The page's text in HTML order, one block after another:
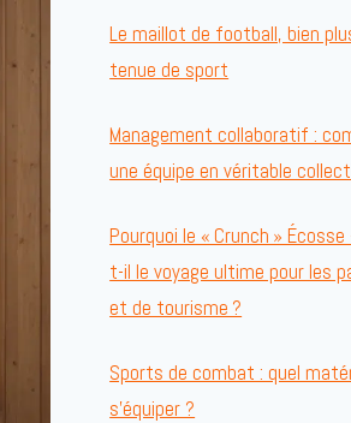
Le maillot de football, bien
tenue de sport
Management collaboratif :
une équipe en véritable
Pourquoi le « Crunch »
t-il le voyage ultime pour les
et de tourisme ?
Sports de combat : quel
s’équiper ?